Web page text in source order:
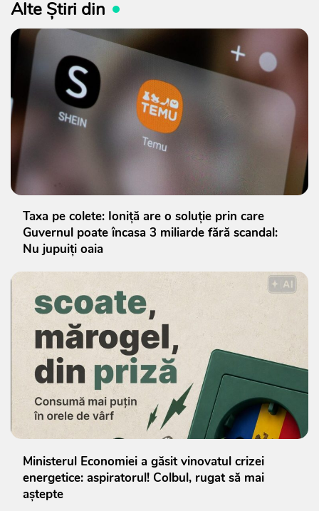
Alte Știri din
Taxa pe colete: Ioniță are o soluție prin care
Guvernul poate încasa 3 miliarde fără scandal:
Nu jupuiți oaia
Ministerul Economiei a găsit vinovatul crizei
energetice: aspiratorul! Colbul, rugat să mai
aștepte